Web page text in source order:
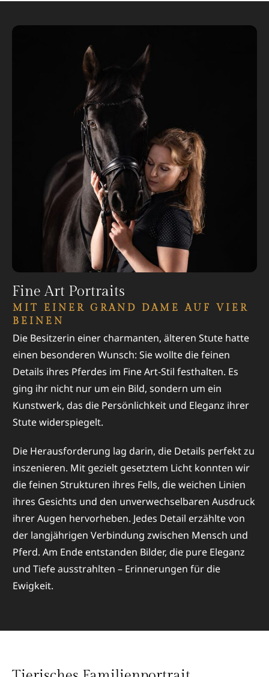
Fine Art Portraits
MIT EINER GRAND DAME AUF VIER
BEINEN
Die Besitzerin einer charmanten, älteren Stute hatte
einen besonderen Wunsch: Sie wollte die feinen
Details ihres Pferdes im Fine Art-Stil festhalten. Es
ging ihr nicht nur um ein Bild, sondern um ein
Kunstwerk, das die Persönlichkeit und Eleganz ihrer
Stute widerspiegelt.
Die Herausforderung lag darin, die Details perfekt zu
inszenieren. Mit gezielt gesetztem Licht konnten wir
die feinen Strukturen ihres Fells, die weichen Linien
ihres Gesichts und den unverwechselbaren Ausdruck
ihrer Augen hervorheben. Jedes Detail erzählte von
der langjährigen Verbindung zwischen Mensch und
Pferd. Am Ende entstanden Bilder, die pure Eleganz
und Tiefe ausstrahlten – Erinnerungen für die
Ewigkeit.